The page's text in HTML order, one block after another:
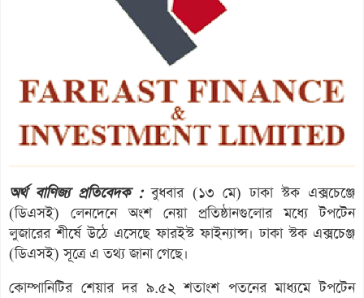
অর্থ বাণিজ্য প্রতিবেদক :বুধবার (১৩ মে) ঢাকা স্টক এক্সচেঞ্জে
(ডিএসই) লেনদেনে অংশ নেয়া প্রতিষ্ঠানগুলোর মধ্যে টপটেন
লুজারের শীর্ষে উঠে এসেছে ফারইস্ট ফাইন্যান্স। ঢাকা স্টক এক্সচেঞ্জ
(ডিএসই) সূত্রে এ তথ্য জানা গেছে।
কোম্পানিটির শেয়ার দর ৯.৫২ শতাংশ পতনের মাধ্যমে টপটেন